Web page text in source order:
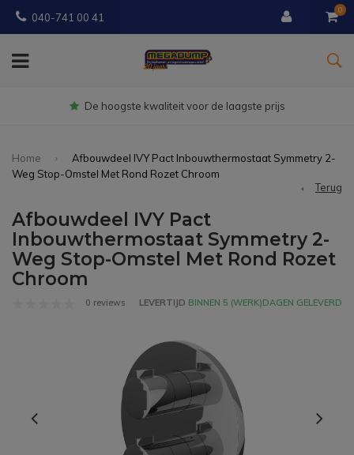
040-741 00 41
0
Gratisbezorgd vanaf € 150
Home
Afbouwdeel IVY Pact Inbouwthermostaat Symmetry 2-
Weg Stop-Omstel Met Rond Rozet Chroom
Terug
Afbouwdeel IVY Pact
Inbouwthermostaat Symmetry 2-
Weg Stop-Omstel Met Rond Rozet
Chroom
0 reviews LEVERTIJD BINNEN 5 (WERK)DAGEN GELEVERD